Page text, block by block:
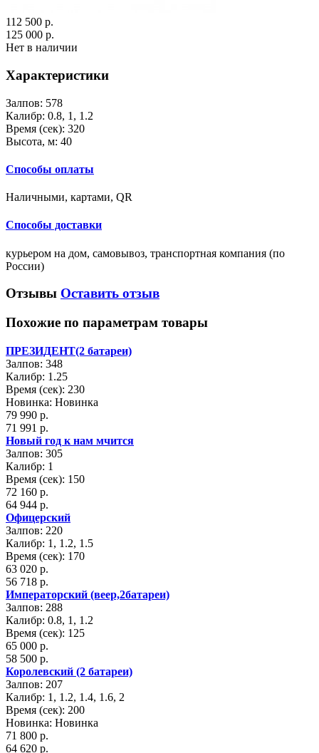
112 500 р.
125 000 р.
Нет в наличии
Характеристики
Залпов: 578
Калибр: 0.8, 1, 1.2
Время (сек): 320
Высота, м: 40
Способы оплаты
Наличными, картами, QR
Способы доставки
курьером на дом, самовывоз, транспортная компания (по
России)
Отзывы Оставить отзыв
Похожие по параметрам товары
ПРЕЗИДЕНТ(2 батареи)
Залпов: 348
Калибр: 1.25
Время (сек): 230
Новинка: Новинка
79 990 р.
71 991 р.
Новый год к нам мчится
Залпов: 305
Калибр: 1
Время (сек): 150
72 160 р.
64 944 р.
Офицерский
Залпов: 220
Калибр: 1, 1.2, 1.5
Время (сек): 170
63 020 р.
56 718 р.
Императорский (веер,2батареи)
Залпов: 288
Калибр: 0.8, 1, 1.2
Время (сек): 125
65 000 р.
58 500 р.
Королевский (2 батареи)
Залпов: 207
Калибр: 1, 1.2, 1.4, 1.6, 2
Время (сек): 200
Новинка: Новинка
71 800 р.
64 620 р.